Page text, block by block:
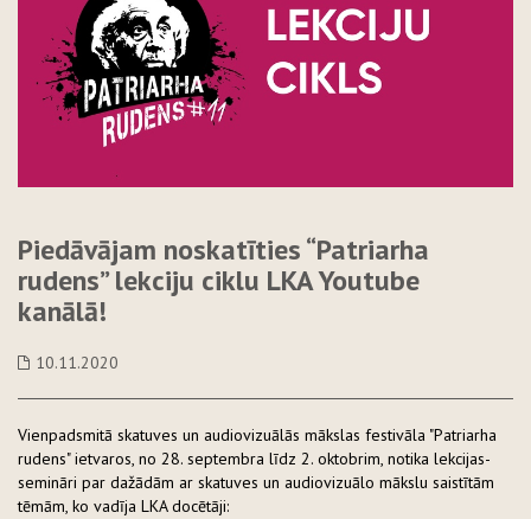
Piedāvājam noskatīties “Patriarha
rudens” lekciju ciklu LKA Youtube
kanālā!
10.11.2020
Vienpadsmitā skatuves un audiovizuālās mākslas festivāla "Patriarha
rudens" ietvaros, no 28. septembra līdz 2. oktobrim, notika lekcijas-
semināri par dažādām ar skatuves un audiovizuālo mākslu saistītām
tēmām, ko vadīja LKA docētāji: